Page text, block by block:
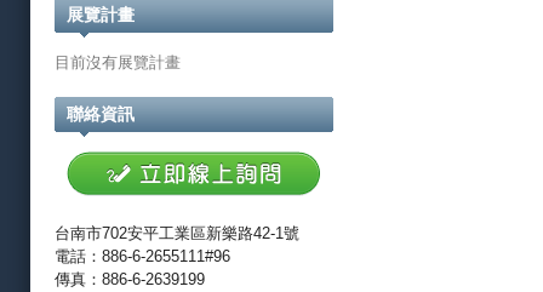
展覽計畫
目前沒有展覽計畫
聯絡資訊
台南市702安平工業區新樂路42-1號
電話：886-6-2655111#96
傳真：886-6-2639199